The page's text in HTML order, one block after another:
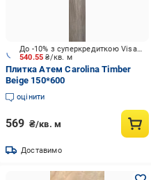
540.55₴/кв. м
До -10% з суперкредиткою Visa Вигода
Плитка Атем Carolina Timber
Beige 150*600
оцінити
569 ₴/кв. м
Доставимо